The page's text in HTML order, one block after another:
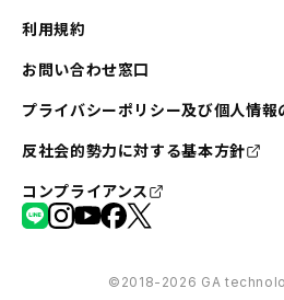
利用規約
お問い合わせ窓口
プライバシーポリシー及び個人情報
反社会的勢力に対する基本方針
コンプライアンス
©︎2018-2026 GA